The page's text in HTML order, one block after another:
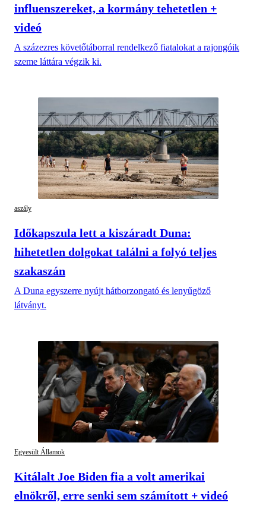
influenszereket, a kormány tehetetlen +
videó
A százezres követőtáborral rendelkező fiatalokat a rajongóik
szeme láttára végzik ki.
aszály
Időkapszula lett a kiszáradt Duna:
hihetetlen dolgokat találni a folyó teljes
szakaszán
A Duna egyszerre nyújt hátborzongató és lenyűgöző
látványt.
Egyesült Államok
Kitálalt Joe Biden fia a volt amerikai
elnökről, erre senki sem számított + videó